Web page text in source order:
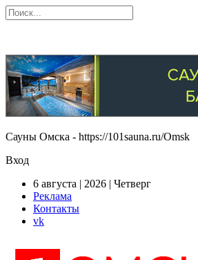
Сауны Омска - https://101sauna.ru/Omsk
Вход
6 августа | 2026 | Четверг
Реклама
Контакты
vk